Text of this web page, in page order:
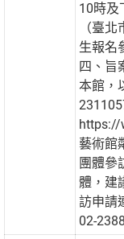
10時及
（臺
生報名
四、旨
本館，
https://
藝術館
團體參
體，建
訪申請
02-